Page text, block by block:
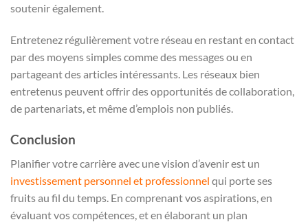
soutenir également.
Entretenez régulièrement votre réseau en restant en contact
par des moyens simples comme des messages ou en
partageant des articles intéressants. Les réseaux bien
entretenus peuvent offrir des opportunités de collaboration,
de partenariats, et même d’emplois non publiés.
Conclusion
Planifier votre carrière avec une vision d’avenir est un
investissement personnel et professionnel qui porte ses
fruits au fil du temps. En comprenant vos aspirations, en
évaluant vos compétences, et en élaborant un plan